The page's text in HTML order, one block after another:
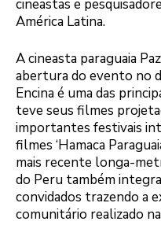
cineastas e
América Latina.
A cineasta paraguaia
abertura do evento no
Encina é uma das
teve seus filmes
importantes festivais
filmes ‘Hamaca
mais recente longa-
do Peru também
convidados trazendo a
comunitário realizado